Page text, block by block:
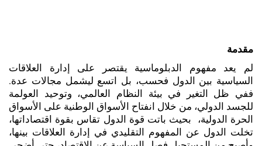
مقدمة
لم يعد مفهوم الدبلوماسية يقتصر على إدارة العلاقات
السياسية بين الدول فحسب، بل اتسع ليشمل مجالات عدة.
ففي ظل التغير في بيئة النظام العالمي، وتوحيد العولمة
للجسد الدولي، من خلال انفتاح الأسواق الوطنية على الأسواق
الحرة الدولية، بحيث باتت قوة الدول تقاس بقوة اقتصاداتها،
تخلت الدول عن المفهوم التقليدي في إدارة العلاقات بينها،